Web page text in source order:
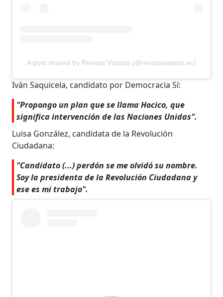
A post shared by Revista Vistazo (@revistavistazo.ec)
Iván Saquicela, candidato por Democracia Sí:
"Propongo un plan que se llama Hocico, que
significa intervención de las Naciones Unidas".
Luisa González, candidata de la Revolución
Ciudadana:
"Candidato (...) perdón se me olvidó su nombre.
Soy la presidenta de la Revolución Ciudadana y
ese es mi trabajo".